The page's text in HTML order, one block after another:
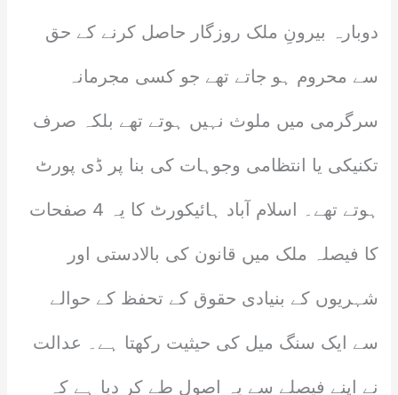
دوبارہ بیرونِ ملک روزگار حاصل کرنے کے حق
سے محروم ہو جاتے تھے جو کسی مجرمانہ
سرگرمی میں ملوث نہیں ہوتے تھے بلکہ صرف
تکنیکی یا انتظامی وجوہات کی بنا پر ڈی پورٹ
ہوتے تھے۔ اسلام آباد ہائیکورٹ کا یہ 4 صفحات
کا فیصلہ ملک میں قانون کی بالادستی اور
شہریوں کے بنیادی حقوق کے تحفظ کے حوالے
سے ایک سنگ میل کی حیثیت رکھتا ہے۔ عدالت
نے اپنے فیصلے سے یہ اصول طے کر دیا ہے کہ